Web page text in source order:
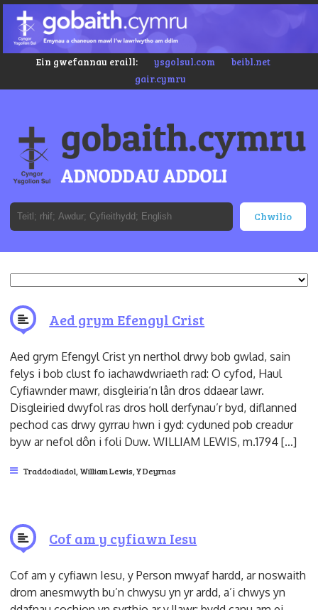
Ein gwefannau eraill: ysgolsul.com
beibl.net
gair.cymru
Aed grym Efengyl Crist
Aed grym Efengyl Crist yn nerthol drwy bob gwlad, sain
felys i bob clust fo iachawdwriaeth rad: O cyfod, Haul
Cyfiawnder mawr, disgleiria’n lân dros ddaear lawr.
Disgleiried dwyfol ras dros holl derfynau’r byd, diflanned
pechod cas drwy gyrrau hwn i gyd: cyduned pob creadur
byw ar nefol dôn i foli Duw. WILLIAM LEWIS, m.1794 […]
Traddodiadol William Lewis Y Deyrnas
Cof am y cyfiawn Iesu
Cof am y cyfiawn Iesu, y Person mwyaf hardd, ar noswaith
drom anesmwyth bu’n chwysu yn yr ardd, a’i chwys yn